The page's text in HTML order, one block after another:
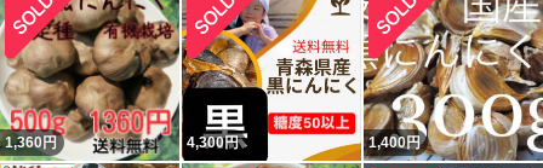
1,360円 4,300円 1,400円